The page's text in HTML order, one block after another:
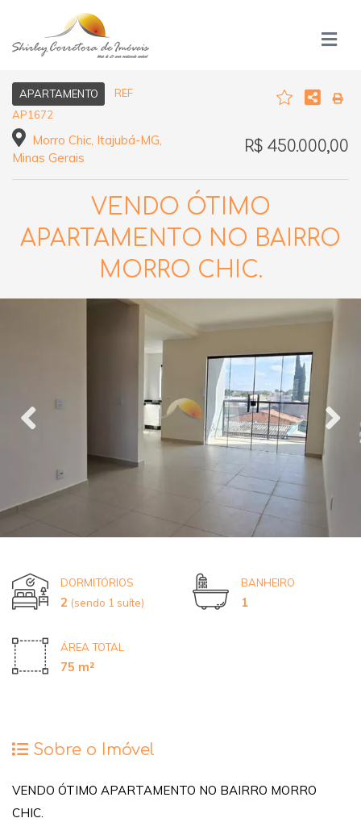
APARTAMENTO
REF
AP1672
Morro Chic, Itajubá-MG,
Minas Gerais
R$ 450.000,00
VENDO ÓTIMO
APARTAMENTO NO BAIRRO
MORRO CHIC.
DORMITÓRIOS
2 (sendo 1 suíte)
BANHEIRO
1
ÁREA TOTAL
75 m²
Sobre o Imóvel
VENDO ÓTIMO APARTAMENTO NO BAIRRO MORRO
CHIC.